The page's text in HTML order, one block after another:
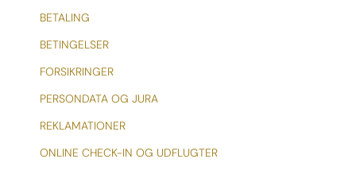
BETALING
BETINGELSER
FORSIKRINGER
PERSONDATA OG JURA
REKLAMATIONER
ONLINE CHECK-IN OG UDFLUGTER